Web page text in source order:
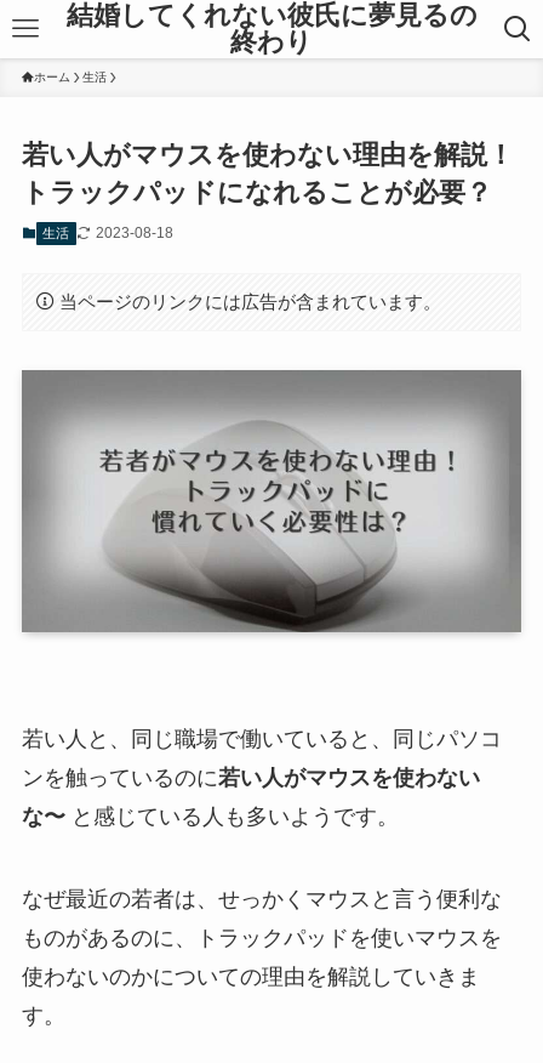
結婚してくれない彼氏に夢見るの
終わり
ホーム 生活
若い人がマウスを使わない理由を解説！
トラックパッドになれることが必要？
生活 2023-08-18
当ページのリンクには広告が含まれています。
若い人と、同じ職場で働いていると、同じパソコ
ンを触っているのに若い人がマウスを使わない
な〜 と感じている人も多いようです。
なぜ最近の若者は、せっかくマウスと言う便利な
ものがあるのに、トラックパッドを使いマウスを
使わないのかについての理由を解説していきま
す。